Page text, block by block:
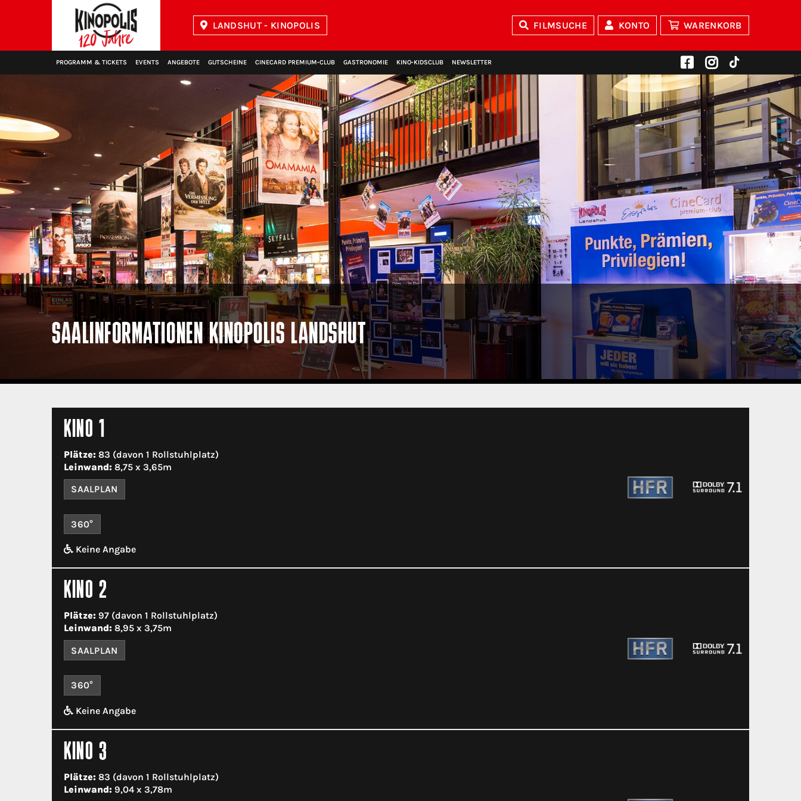
LANDSHUT - KINOPOLIS FILMSUCHE KONTO WARENKORB
PROGRAMM & TICKETS EVENTS ANGEBOTE GUTSCHEINE CINECARD PREMIUM‑CLUB GASTRONOMIE KINO‑KIDSCLUB NEWSLETTER
SAALINFORMATIONEN KINOPOLIS LANDSHUT
KINO 1
Plätze: 83 (davon 1 Rollstuhlplatz)
Leinwand: 8,75 x 3,65m
SAALPLAN
360°
Keine Angabe
KINO 2
Plätze: 97 (davon 1 Rollstuhlplatz)
Leinwand: 8,95 x 3,75m
SAALPLAN
360°
Keine Angabe
KINO 3
Plätze: 83 (davon 1 Rollstuhlplatz)
Leinwand: 9,04 x 3,78m